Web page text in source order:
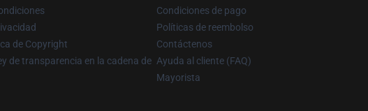
de Copyright
de transparencia en la cadena de
Condiciones de pago
Políticas de reembolso
Contáctenos
Ayuda al cliente (FAQ)
Mayorista